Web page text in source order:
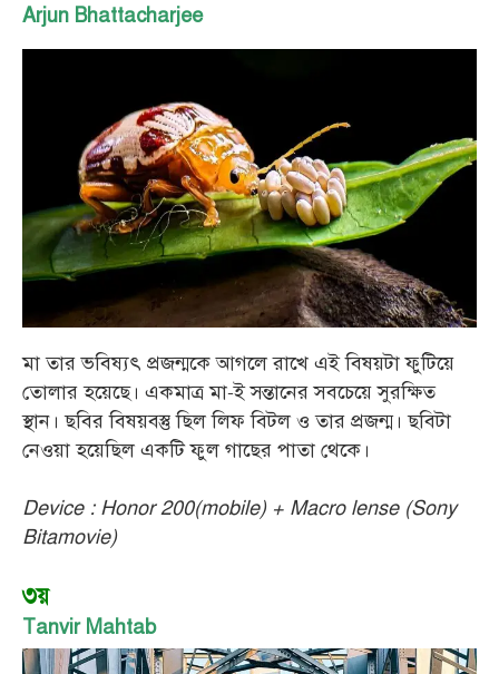
Arjun Bhattacharjee
মা তার ভবিষ্যৎ প্রজন্মকে আগলে রাখে এই বিষয়টা ফুটিয়ে
তোলার হয়েছে। একমাত্র মা-ই সন্তানের সবচেয়ে সুরক্ষিত
স্থান। ছবির বিষয়বস্তু ছিল লিফ বিটল ও তার প্রজন্ম। ছবিটা
নেওয়া হয়েছিল একটি ফুল গাছের পাতা থেকে।
Device : Honor 200(mobile) + Macro lense (Sony
Bitamovie)
৩য়
Tanvir Mahtab